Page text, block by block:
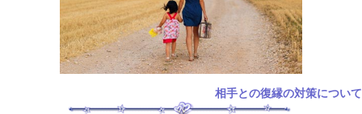
相手との復縁の対策について